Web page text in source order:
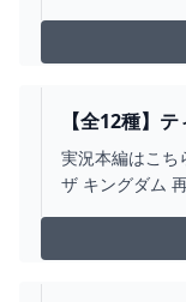
【全12種】
関はどのボス
ブ ザ キング
実況本編はこ
ザ キングダム
の伝説 ブレス